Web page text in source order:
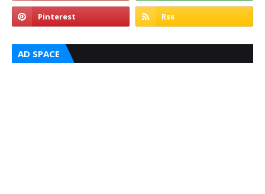
AD SPACE